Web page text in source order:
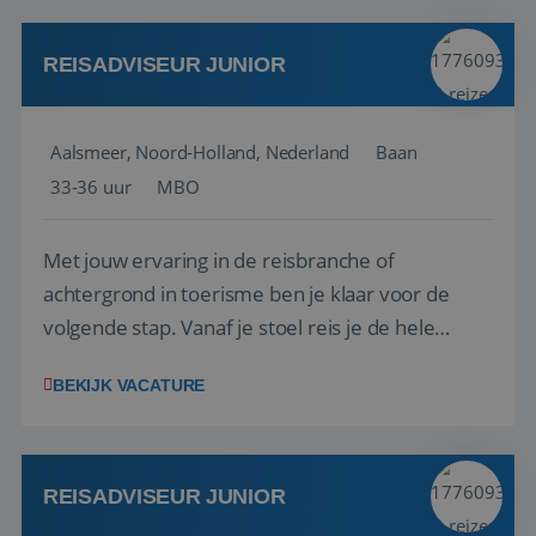
werken: of het nu gaat om vragen ...
REISADVISEUR JUNIOR
Aalsmeer, Noord-Holland, Nederland
Baan
33-36 uur
MBO
Met jouw ervaring in de reisbranche of
achtergrond in toerisme ben je klaar voor de
volgende stap. Vanaf je stoel reis je de hele
wensen van je team, je klant en wat er in de
klanten te overtuigen om die droomreis te
boeken! ...
BEKIJK VACATURE
REISADVISEUR JUNIOR